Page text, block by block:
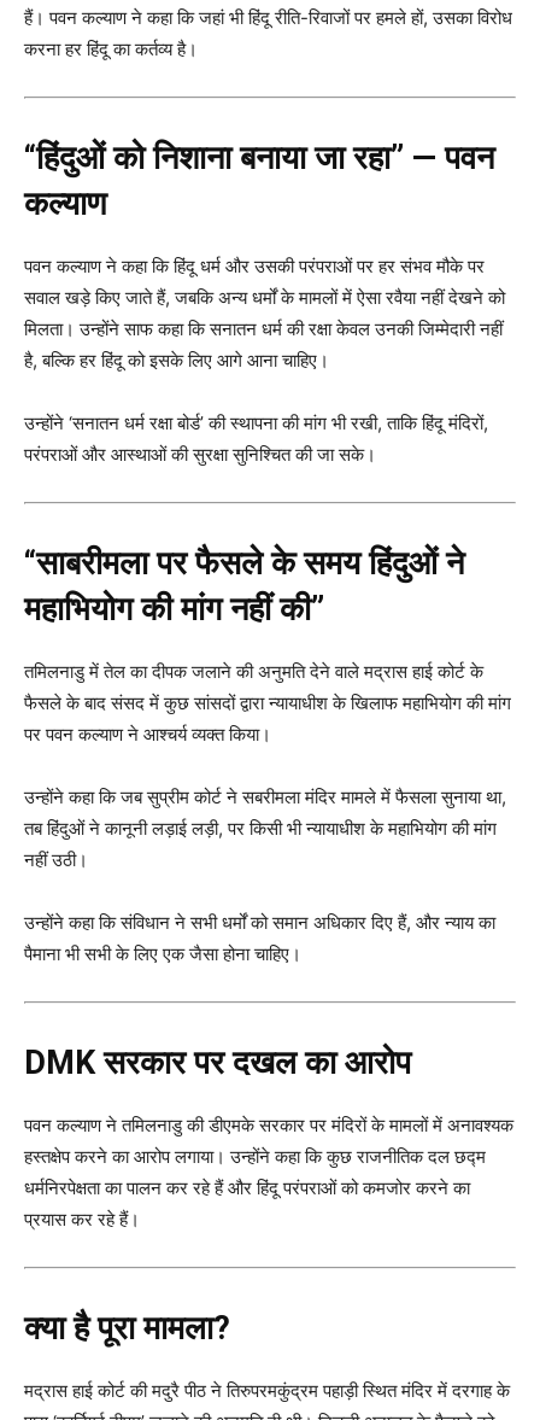
हैं। पवन कल्याण ने कहा कि जहां भी हिंदू रीति-रिवाजों पर हमले हों, उसका विरोध
करना हर हिंदू का कर्तव्य है।
“हिंदुओं को निशाना बनाया जा रहा” — पवन
कल्याण
पवन कल्याण ने कहा कि हिंदू धर्म और उसकी परंपराओं पर हर संभव मौके पर
सवाल खड़े किए जाते हैं, जबकि अन्य धर्मों के मामलों में ऐसा रवैया नहीं देखने को
मिलता। उन्होंने साफ कहा कि सनातन धर्म की रक्षा केवल उनकी जिम्मेदारी नहीं
है, बल्कि हर हिंदू को इसके लिए आगे आना चाहिए।
उन्होंने ‘सनातन धर्म रक्षा बोर्ड’ की स्थापना की मांग भी रखी, ताकि हिंदू मंदिरों,
परंपराओं और आस्थाओं की सुरक्षा सुनिश्चित की जा सके।
“साबरीमला पर फैसले के समय हिंदुओं ने
महाभियोग की मांग नहीं की”
तमिलनाडु में तेल का दीपक जलाने की अनुमति देने वाले मद्रास हाई कोर्ट के
फैसले के बाद संसद में कुछ सांसदों द्वारा न्यायाधीश के खिलाफ महाभियोग की मांग
पर पवन कल्याण ने आश्चर्य व्यक्त किया।
उन्होंने कहा कि जब सुप्रीम कोर्ट ने सबरीमला मंदिर मामले में फैसला सुनाया था,
तब हिंदुओं ने कानूनी लड़ाई लड़ी, पर किसी भी न्यायाधीश के महाभियोग की मांग
नहीं उठी।
उन्होंने कहा कि संविधान ने सभी धर्मों को समान अधिकार दिए हैं, और न्याय का
पैमाना भी सभी के लिए एक जैसा होना चाहिए।
DMK सरकार पर दखल का आरोप
पवन कल्याण ने तमिलनाडु की डीएमके सरकार पर मंदिरों के मामलों में अनावश्यक
हस्तक्षेप करने का आरोप लगाया। उन्होंने कहा कि कुछ राजनीतिक दल छद्म
धर्मनिरपेक्षता का पालन कर रहे हैं और हिंदू परंपराओं को कमजोर करने का
प्रयास कर रहे हैं।
क्या है पूरा मामला?
मद्रास हाई कोर्ट की मदुरै पीठ ने तिरुपरमकुंद्रम पहाड़ी स्थित मंदिर में दरगाह के